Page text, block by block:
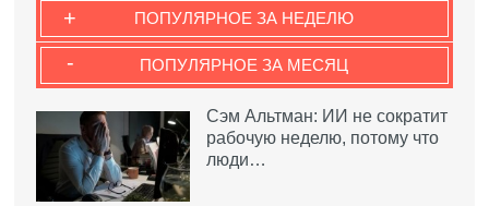
ПОПУЛЯРНОЕ ЗА НЕДЕЛЮ
+
ПОПУЛЯРНОЕ ЗА МЕСЯЦ
-
Сэм Альтман: ИИ не сократит
рабочую неделю, потому что
люди…